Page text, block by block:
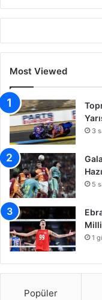
Most Viewed
3
5
Milli
1
Popüler